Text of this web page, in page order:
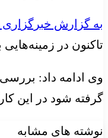
به گزارش
تاکنون در
وی ادامه داد:
گرفته شود در این
نوشته های مشابه